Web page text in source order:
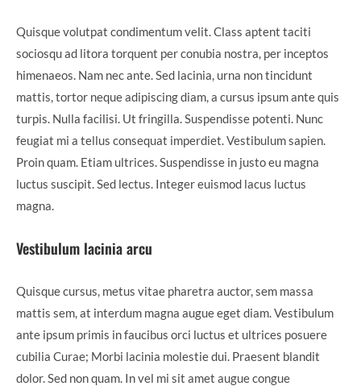
Quisque volutpat condimentum velit. Class aptent taciti
sociosqu ad litora torquent per conubia nostra, per inceptos
himenaeos. Nam nec ante. Sed lacinia, urna non tincidunt
mattis, tortor neque adipiscing diam, a cursus ipsum ante quis
turpis. Nulla facilisi. Ut fringilla. Suspendisse potenti. Nunc
feugiat mi a tellus consequat imperdiet. Vestibulum sapien.
Proin quam. Etiam ultrices. Suspendisse in justo eu magna
luctus suscipit. Sed lectus. Integer euismod lacus luctus
magna.
Vestibulum lacinia arcu
Quisque cursus, metus vitae pharetra auctor, sem massa
mattis sem, at interdum magna augue eget diam. Vestibulum
ante ipsum primis in faucibus orci luctus et ultrices posuere
cubilia Curae; Morbi lacinia molestie dui. Praesent blandit
dolor. Sed non quam. In vel mi sit amet augue congue